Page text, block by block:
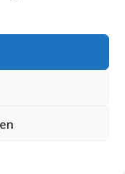
VORBEHALTEN